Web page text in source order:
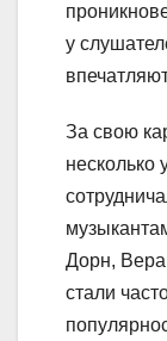
у
За свою
несколько
Дорн,
стали